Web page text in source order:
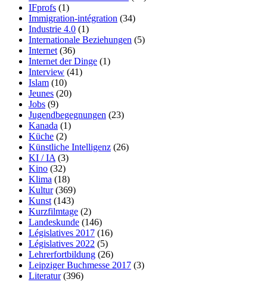
IFprofs (1)
Immigration-intégration (34)
Industrie 4.0 (1)
Internationale Beziehungen (5)
Internet (36)
Internet der Dinge (1)
Interview (41)
Islam (10)
Jeunes (20)
Jobs (9)
Jugendbegegnungen (23)
Kanada (1)
Küche (2)
Künstliche Intelligenz (26)
KI / IA (3)
Kino (32)
Klima (18)
Kultur(369)
Kunst (143)
Kurzfilmtage (2)
Landeskunde (146)
Législatives 2017 (16)
Législatives 2022 (5)
Lehrerfortbildung (26)
Leipziger Buchmesse 2017 (3)
Literatur(396)